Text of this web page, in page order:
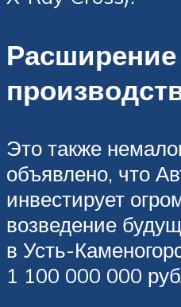
Расширение
Это также
объявлено, что
инвестирует
возведение
в Усть-
1 100 000 000